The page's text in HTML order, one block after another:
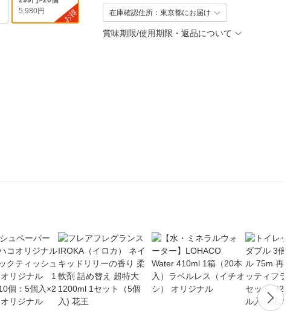
5,980円
お得 在庫確認住所：東京都にお届け
賞味期限/使用期限・返品について